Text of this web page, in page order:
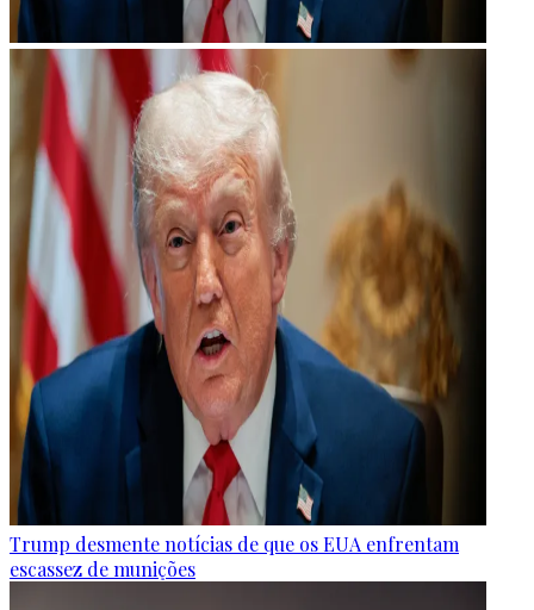
Trump desmente notícias de que os EUA enfrentam
escassez de munições